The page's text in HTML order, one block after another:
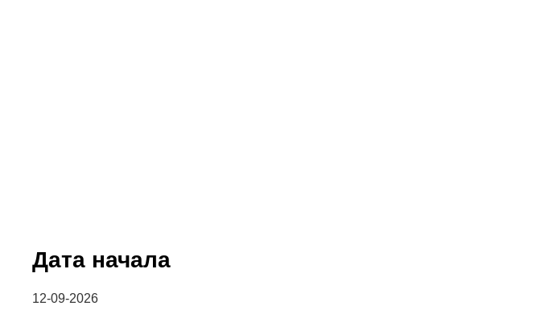
Дата начала
12-09-2026